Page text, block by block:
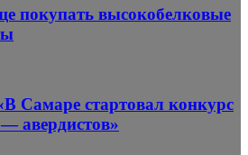
покупать высокобелковые
Самаре стартовал конкурс
авердистов»